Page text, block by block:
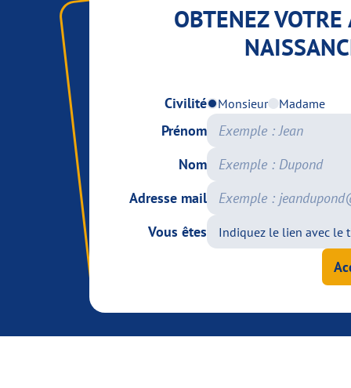
OBTENEZ VOTRE
Civilité Monsieur Madame
Prénom
Nom
Adresse mail
Vous êtes